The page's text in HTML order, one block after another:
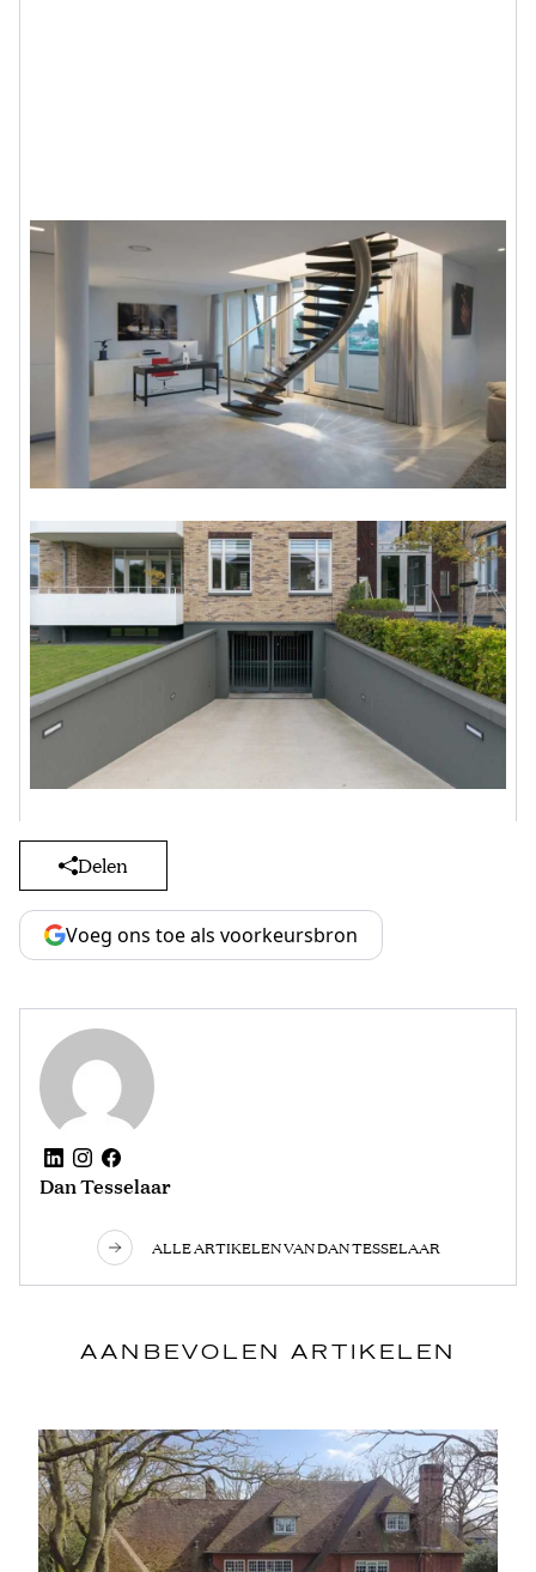
Delen
Voeg ons toe als voorkeursbron
Dan Tesselaar
ALLE ARTIKELEN VAN DAN TESSELAAR
AANBEVOLEN ARTIKELEN